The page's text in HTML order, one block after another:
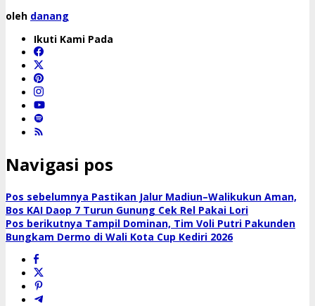
oleh danang
Ikuti Kami Pada
Navigasi pos
Pos sebelumnya Pastikan Jalur Madiun–Walikukun Aman,
Bos KAI Daop 7 Turun Gunung Cek Rel Pakai Lori
Pos berikutnya Tampil Dominan, Tim Voli Putri Pakunden
Bungkam Dermo di Wali Kota Cup Kediri 2026